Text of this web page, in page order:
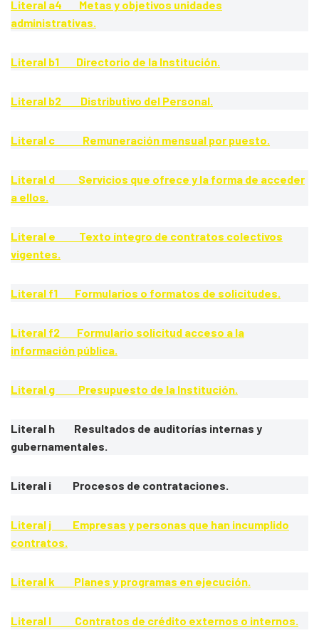
Literal a4 Metas y objetivos unidades
administrativas.
Literal b1 Directorio de la Institución.
Literal b2 Distributivo del Personal.
Literal c Remuneración mensual por puesto.
Literal d Servicios que ofrece y la forma de acceder
a ellos.
Literal e Texto íntegro de contratos colectivos
vigentes.
Literal f1 Formularios o formatos de solicitudes.
Literal f2 Formulario solicitud acceso a la
información pública.
Literal g Presupuesto de la Institución.
Literal h Resultados de auditorías internas y
gubernamentales.
Literal i Procesos de contrataciones.
Literal j Empresas y personas que han incumplido
contratos.
Literal k Planes y programas en ejecución.
Literal l Contratos de crédito externos o internos.